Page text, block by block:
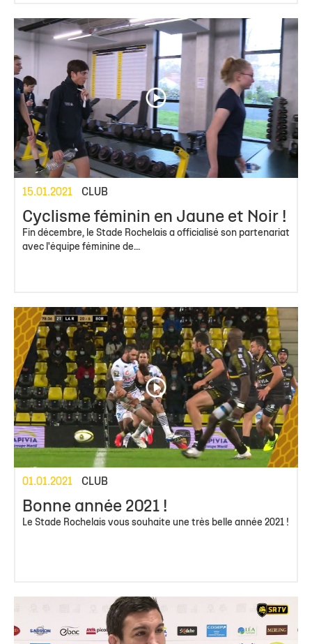
15.01.2021 CLUB
Cyclisme féminin en Jaune et Noir !
Fin décembre, le Stade Rochelais a officialisé son partenariat
avec l'équipe féminine de...
01.01.2021 CLUB
Bonne année 2021 !
Le Stade Rochelais vous souhaite une très belle année 2021 !